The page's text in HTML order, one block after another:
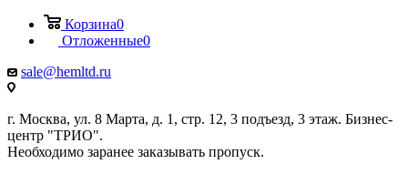
Корзина0
Отложенные0
sale@hemltd.ru
г. Москва, ул. 8 Марта, д. 1, стр. 12, 3 подъезд, 3 этаж. Бизнес-
центр "ТРИО".
Необходимо заранее заказывать пропуск.